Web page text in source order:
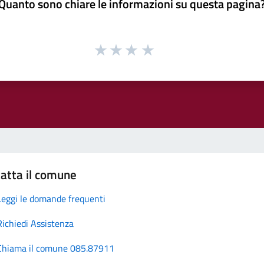
sono chiare le informazioni su questa
il comune
le domande frequenti
Assistenza
il comune 085.87911